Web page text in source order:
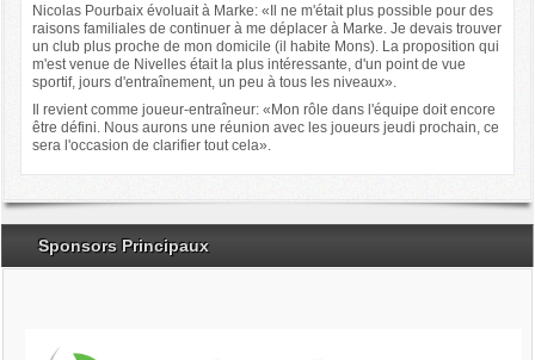
Nicolas Pourbaix évoluait à Marke: «Il ne m'était plus possible pour des
raisons familiales de continuer à me déplacer à Marke. Je devais trouver
un club plus proche de mon domicile (il habite Mons). La proposition qui
m'est venue de Nivelles était la plus intéressante, d'un point de vue
sportif, jours d'entraînement, un peu à tous les niveaux».
Il revient comme joueur-entraîneur: «Mon rôle dans l'équipe doit encore
être défini. Nous aurons une réunion avec les joueurs jeudi prochain, ce
sera l'occasion de clarifier tout cela».
Sponsors Principaux